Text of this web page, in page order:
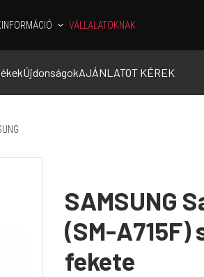
INFORMÁCIÓ VÁLLALATOKNAK
ÚjdonságokAJÁNLATOT KÉREK
SAMSUNG
(SM-
fekete